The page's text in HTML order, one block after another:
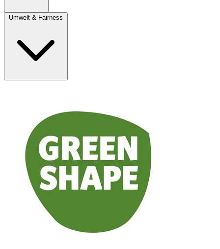
Umwelt & Fairness